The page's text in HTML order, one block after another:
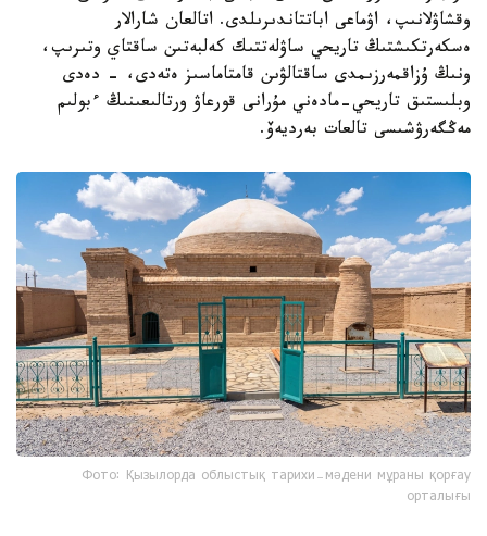
وقشاۋلانىپ، اۋماعى اباتتاندىرىلدى. اتالعان شارالار
ەسكەرتكىشتىڭ تاريحي ساۋلەتتىك كەلبەتىن ساقتاي وتىرىپ،
ونىڭ ۇزاقمەرزىمدى ساقتالۋىن قامتاماسىز ەتەدى، - دەدى
وبلىستىق تاريحي-مادەني مۇرانى قورعاۋ ورتالىعىنىڭ ءبولىم
مەڭگەرۋشىسى تالعات بەرديەۆ.
Фото: Қызылорда облыстық тарихи-мәдени мұраны қорғау
орталығы